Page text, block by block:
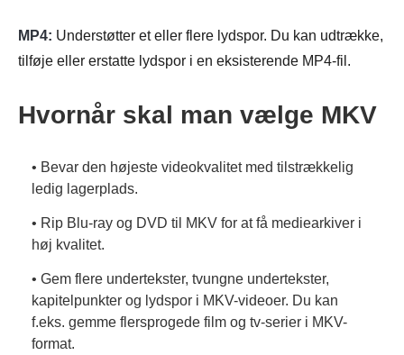
MP4: Understøtter et eller flere lydspor. Du kan udtrække,
tilføje eller erstatte lydspor i en eksisterende MP4-fil.
Hvornår skal man vælge MKV
• Bevar den højeste videokvalitet med tilstrækkelig
ledig lagerplads.
• Rip Blu-ray og DVD til MKV for at få mediearkiver i
høj kvalitet.
• Gem flere undertekster, tvungne undertekster,
kapitelpunkter og lydspor i MKV-videoer. Du kan
f.eks. gemme flersprogede film og tv-serier i MKV-
format.